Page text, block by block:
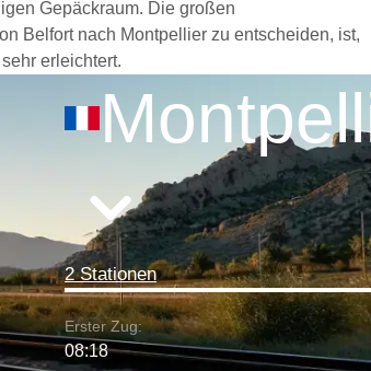
Gepäckraum. Die großen
Belfort nach Montpellier zu entscheiden, ist,
erleichtert.
2 Stationen
Erster Zug:
08:18